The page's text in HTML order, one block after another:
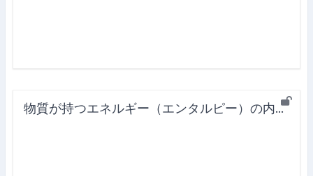
物質が持つエネルギー（エンタルピー）の内訳（概要）